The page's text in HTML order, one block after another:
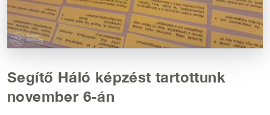
Segítő Háló képzést tartottunk
november 6-án